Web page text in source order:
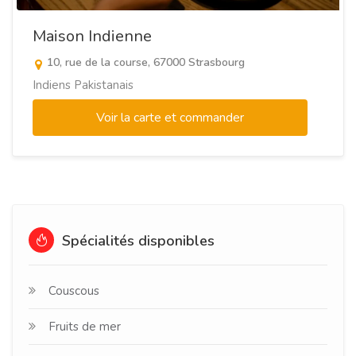
Maison Indienne
10, rue de la course, 67000 Strasbourg
Indiens Pakistanais
Voir la carte et commander
Spécialités disponibles
Couscous
Fruits de mer